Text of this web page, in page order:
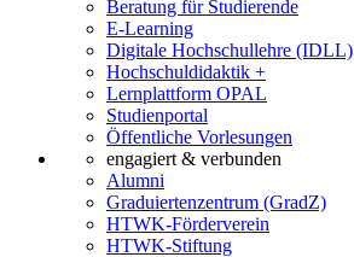
Beratung für Studierende
E-Learning
Digitale Hochschullehre (IDLL)
Hochschuldidaktik +
Lernplattform OPAL
Studienportal
Öffentliche Vorlesungen
engagiert & verbunden
Alumni
Graduiertenzentrum (GradZ)
HTWK-Förderverein
HTWK-Stiftung